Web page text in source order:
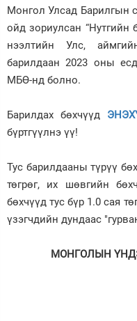
Монгол Улсад Барилгын
ойд зориулсан “Нутгийн
нээлтийн Улс,
барилдаан 2023 оны
МБӨ-нд болно.
Барилдах бөхчүүд
бүртгүүлнэ үү!
Тус барилдааны түрүү
төгрөг, их шөвгийн
бөхчүүд тус бүр 1.0 сая
үзэгчдийн дундаас
МОНГОЛЫН